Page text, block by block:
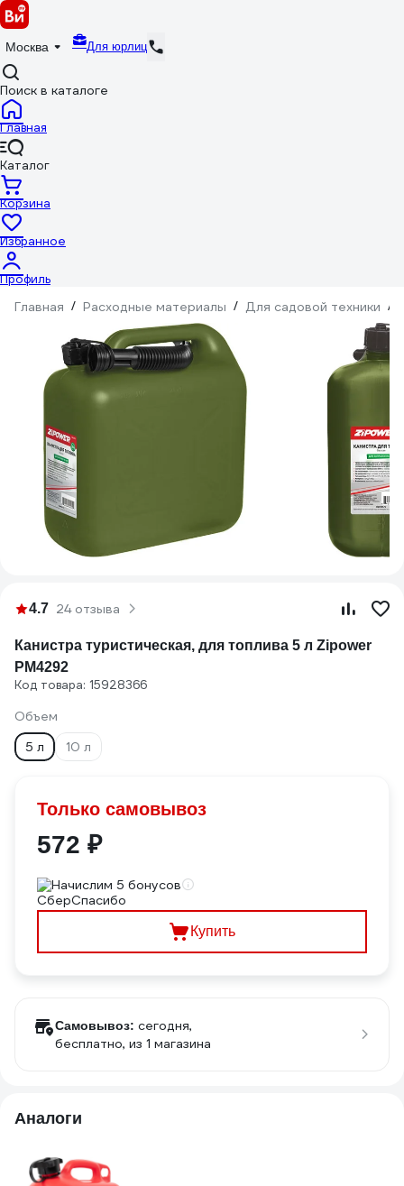
Москва Для юрлиц
Поиск в каталоге
Главная
Каталог
Корзина
Избранное
Профиль
Главная / Расходные материалы / Для садовой техники /
4.7 24 отзыва
Канистра туристическая, для топлива 5 л Zipower
PM4292
Код товара: 15928366
Объем
5 л
10 л
Только самовывоз
572 ₽
Начислим 5 бонусов
Купить
Самовывоз: сегодня,
бесплатно, из 1 магазина
Аналоги